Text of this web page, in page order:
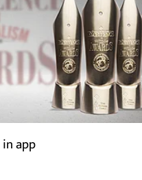
in app